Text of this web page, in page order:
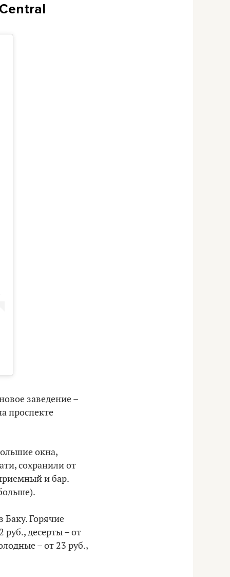
заведение –
проспекте
окна,
сохранили от
и бар.
Горячие
руб., десерты – от
– от 23 руб.,